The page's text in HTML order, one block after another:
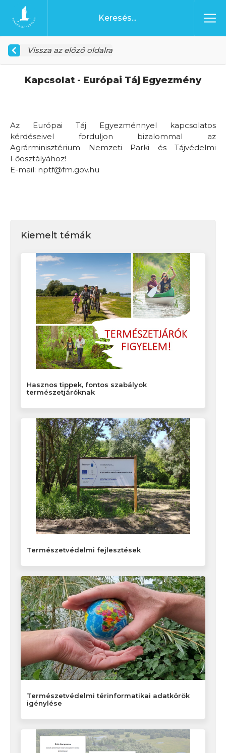
Ugrás a tartalomhoz
Főoldal
Vissza az előző oldalra
Kapcsolat - Európai Táj Egyezmény
Az Európai Táj Egyezménnyel kapcsolatos
kérdéseivel forduljon bizalommal az
Agrárminisztérium Nemzeti Parki és Tájvédelmi
Főosztályához!
E-mail: nptf@fm.gov.hu
Kiemelt témák
Hasznos tippek, fontos szabályok
természetjáróknak
Természetvédelmi fejlesztések
Természetvédelmi térinformatikai adatkörök
igénylése